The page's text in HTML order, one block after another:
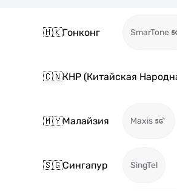
🇭🇰Гонконг SmarTone
🇨🇳КНР (Китайская
🇲🇾Малайзия Maxis
🇸🇬Сингапур SingTel